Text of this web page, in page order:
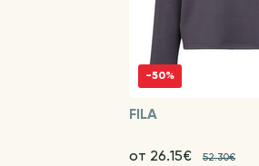
-50%
FILA
от 26.15€ 52.30€